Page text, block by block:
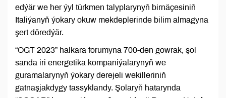
edýär we her ýyl türkmen talyplarynyň birnäçesiniň
Italiýanyň ýokary okuw mekdeplerinde bilim almagyna
şert döredýär.
“OGT 2023” halkara forumyna 700-den gowrak, şol
sanda iri energetika kompaniýalarynyň we
guramalarynyň ýokary derejeli wekilleriniň
gatnaşjakdygy tassyklandy. Şolaryň hatarynda